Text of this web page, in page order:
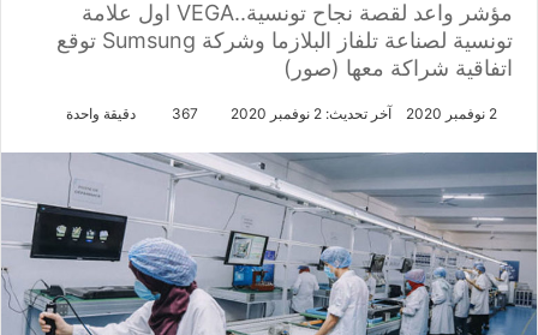
مؤشر واعد لقصة نجاح تونسية..VEGA اول علامة
تونسية لصناعة تلفاز البلازما وشركة Sumsung توقع
اتفاقية شراكة معها (صور)
2 نوفمبر 2020 آخر تحديث: 2 نوفمبر 2020 367 دقيقة واحدة